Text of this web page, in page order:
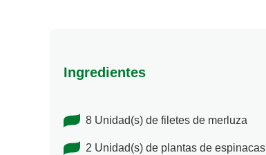
Ingredientes
8 Unidad(s) de filetes de merluza
2 Unidad(s) de plantas de espinacas